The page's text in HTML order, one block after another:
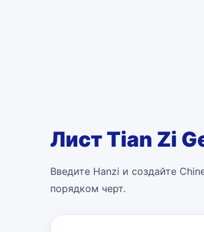
Лист Tian Zi
Введите Hanzi и создайте
порядком черт.